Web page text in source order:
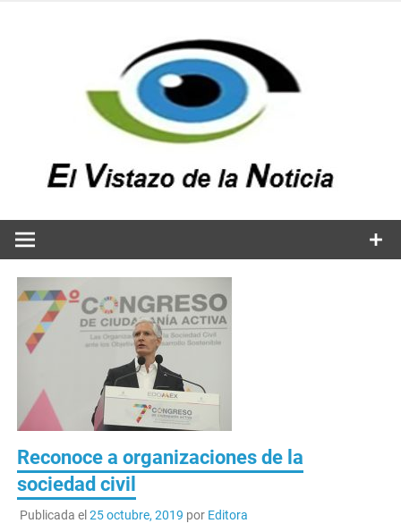
Reconoce a organizaciones de la
sociedad civil
Publicada el 25 octubre, 2019 por Editora